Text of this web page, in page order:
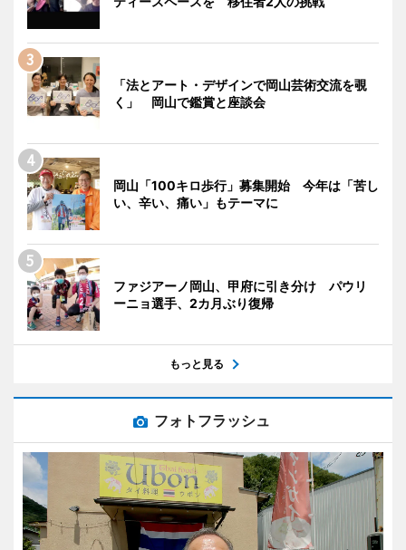
「法とアート・デザインで岡山芸術交流を覗
く」 岡山で鑑賞と座談会
岡山「100キロ歩行」募集開始 今年は「苦し
い、辛い、痛い」もテーマに
ファジアーノ岡山、甲府に引き分け パウリ
ーニョ選手、2カ月ぶり復帰
もっと見る
フォトフラッシュ